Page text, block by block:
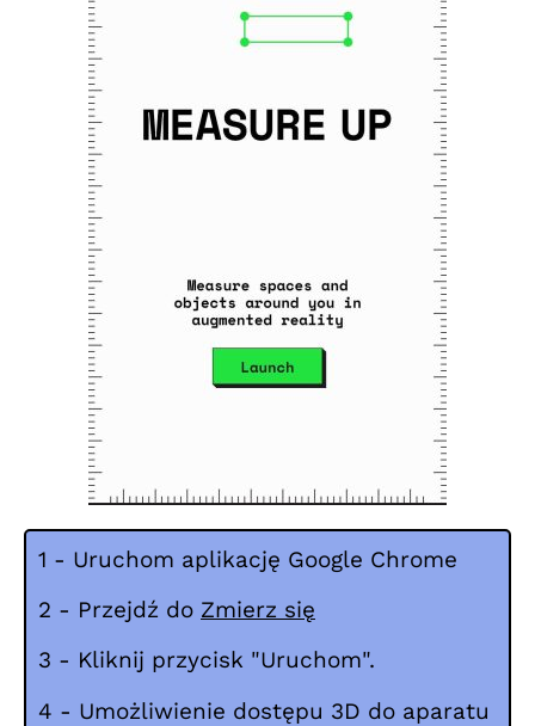
1 - Uruchom aplikację Google Chrome
2 - Przejdź do Zmierz się
3 - Kliknij przycisk "Uruchom".
4 - Umożliwienie dostępu 3D do aparatu